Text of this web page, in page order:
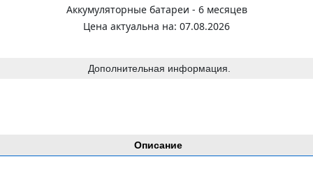
Описание
Аккумуляторные батареи - 6 месяцев
Цена актуальна на: 07.08.2026
Дополнительная информация.